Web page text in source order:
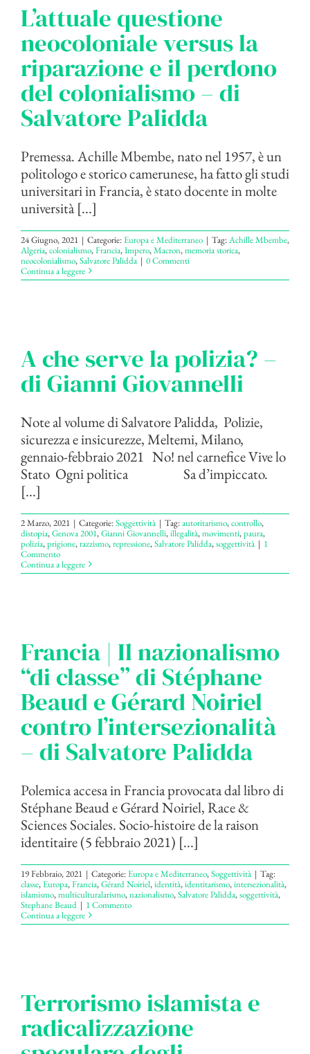
L’attuale questione
neocoloniale versus la
riparazione e il perdono
del colonialismo – di
Salvatore Palidda
Premessa. Achille Mbembe, nato nel 1957, è un
politologo e storico camerunese, ha fatto gli studi
universitari in Francia, è stato docente in molte
università [...]
24 Giugno, 2021 | Categorie:Europa e Mediterraneo | Tag:Achille Mbembe,
Algeria,colonialismo,Francia,Impero,Macron,memoria storica,
neocolonialismo,Salvatore Palidda | 0 Commenti
Continua a leggere
A che serve la polizia? –
di Gianni Giovannelli
Note al volume di Salvatore Palidda, Polizie,
sicurezza e insicurezze, Meltemi, Milano,
gennaio-febbraio 2021 No! nel carnefice Vive lo
Stato Ogni politica Sa d’impiccato.
[...]
2 Marzo, 2021 | Categorie:Soggettività | Tag:autoritarismo,controllo,
distopia,Genova 2001,Gianni Giovannelli,illegalità,movimenti,paura,
polizia,prigione,razzismo,repressione,Salvatore Palidda,soggettività | 1
Commento
Continua a leggere
Francia | Il nazionalismo
“di classe” di Stéphane
Beaud e Gérard Noiriel
contro l’intersezionalità
– di Salvatore Palidda
Polemica accesa in Francia provocata dal libro di
Stéphane Beaud e Gérard Noiriel, Race &
Sciences Sociales. Socio-histoire de la raison
identitaire (5 febbraio 2021) [...]
19 Febbraio, 2021 | Categorie:Europa e Mediterraneo,Soggettività | Tag:
classe,Europa,Francia,Gérard Noiriel,identità,identitarismo,intersezionalità,
islamismo,multiculturalarismo,nazionalismo,Salvatore Palidda,soggettività,
Stephane Beaud | 1 Commento
Continua a leggere
Terrorismo islamista e
radicalizzazione